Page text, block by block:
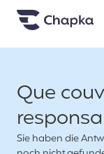
Chapka
Que
Sie haben die